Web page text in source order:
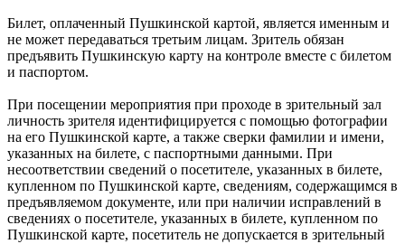
Билет, оплаченный Пушкинской картой, является именным и
не может передаваться третьим лицам. Зритель обязан
предъявить Пушкинскую карту на контроле вместе с билетом
и паспортом.
При посещении мероприятия при проходе в зрительный зал
личность зрителя идентифицируется с помощью фотографии
на его Пушкинской карте, а также сверки фамилии и имени,
указанных на билете, с паспортными данными. При
несоответствии сведений о посетителе, указанных в билете,
купленном по Пушкинской карте, сведениям, содержащимся в
предъявляемом документе, или при наличии исправлений в
сведениях о посетителе, указанных в билете, купленном по
Пушкинской карте, посетитель не допускается в зрительный